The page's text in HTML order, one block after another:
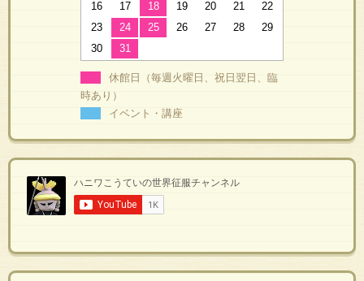
16
17 18 19 20 21
22
23
24 25 26 27 28
29
30
31
休館日（毎週火曜日、祝日翌日、臨
時あり）
イベント・講座